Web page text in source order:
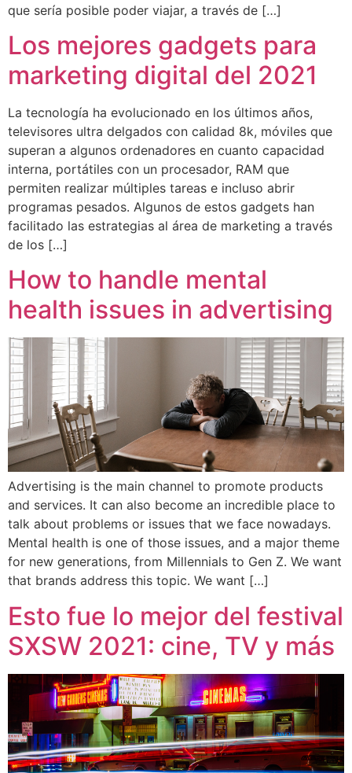
que sería posible poder viajar, a través de […]
Los mejores gadgets para
marketing digital del 2021
La tecnología ha evolucionado en los últimos años,
televisores ultra delgados con calidad 8k, móviles que
superan a algunos ordenadores en cuanto capacidad
interna, portátiles con un procesador, RAM que
permiten realizar múltiples tareas e incluso abrir
programas pesados. Algunos de estos gadgets han
facilitado las estrategias al área de marketing a través
de los […]
How to handle mental
health issues in advertising
Advertising is the main channel to promote products
and services. It can also become an incredible place to
talk about problems or issues that we face nowadays.
Mental health is one of those issues, and a major theme
for new generations, from Millennials to Gen Z. We want
that brands address this topic. We want […]
Esto fue lo mejor del festival
SXSW 2021: cine, TV y más